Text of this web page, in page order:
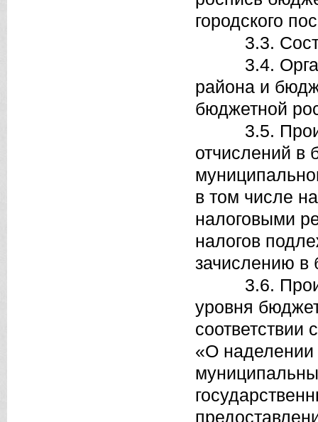
городского
3.3.
3.4.
района и
бюджетной
3.5.
отчислений в
в том числе
налоговыми
налогов
зачислению в
3.6.
уровня
«О наделении